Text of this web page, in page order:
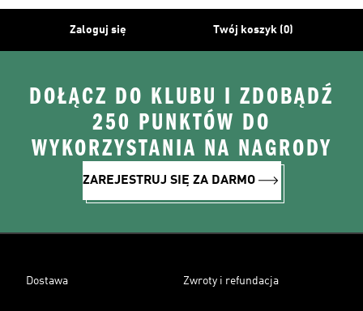
Zaloguj się Twój koszyk (0)
DOŁĄCZ DO KLUBU I ZDOBĄDŹ
250 PUNKTÓW DO
WYKORZYSTANIA NA NAGRODY
ZAREJESTRUJ SIĘ ZA DARMO
Dostawa Zwroty i refundacja